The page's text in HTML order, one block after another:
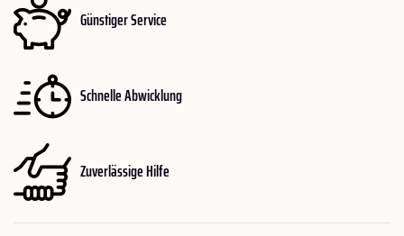
Günstiger Service
Schnelle Abwicklung
Zuverlässige Hilfe